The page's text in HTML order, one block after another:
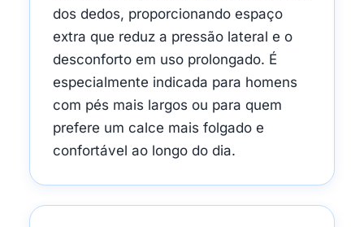
dos dedos, proporcionando espaço
extra que reduz a pressão lateral e o
desconforto em uso prolongado. É
especialmente indicada para homens
com pés mais largos ou para quem
prefere um calce mais folgado e
confortável ao longo do dia.